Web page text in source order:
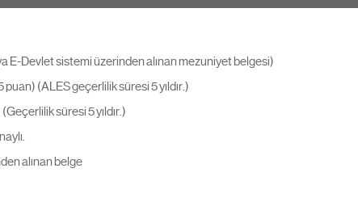
E-Devlet sistemi üzerinden alınan mezuniyet belgesi)
(ALES geçerlilik süresi 5 yıldır.)
süresi 5 yıldır.)
alınan belge